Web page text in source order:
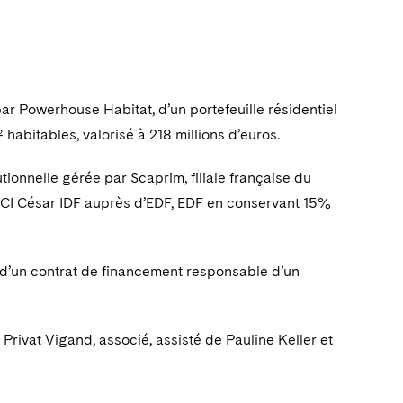
Powerhouse Habitat, d’un portefeuille résidentiel
valorisé à 218 millions d’euros.
gérée par Scaprim, filiale française du
IDF auprès d’EDF, EDF en conservant 15%
contrat de financement responsable d’un
Vigand, associé, assisté de Pauline Keller et